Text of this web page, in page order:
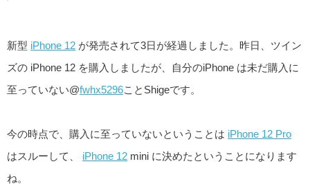
新型 iPhone 12 が発売されて3日が経過しました。昨日、ツイン
ズの iPhone 12 を購入しましたが、自分のiPhone は未だ購入に
至っていない@fwhx5296ことShigeです。
今の時点で、購入に至っていないということは iPhone 12 Pro
はスルーして、 iPhone 12 mini に決めたということになります
ね。